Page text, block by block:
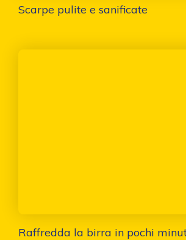
Scarpe pulite e sanificate
Raffredda la birra in pochi